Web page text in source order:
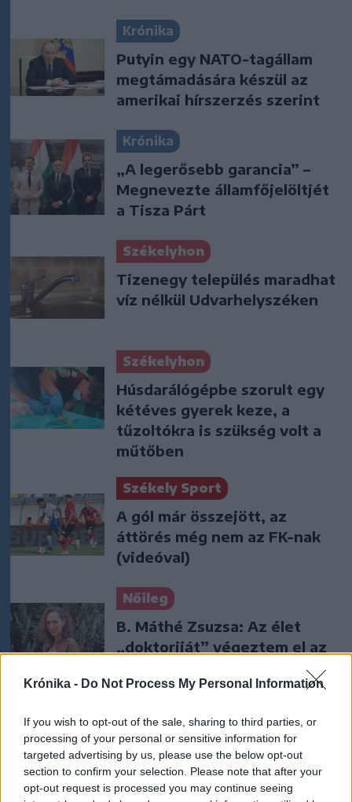
Krónika - Do Not Process My Personal Information
If you wish to opt-out of the sale, sharing to third parties, or
processing of your personal or sensitive information for
targeted advertising by us, please use the below opt-out
section to confirm your selection. Please note that after your
opt-out request is processed you may continue seeing
Krónika
Putyin egy NATO-tagállam
megtámadására készül az
amerikai hírszerzés szerint
Krónika
„A legerősebb garancia” –
Megnevezte államfőjelöltjét
a Tisza Párt
Székelyhon
Tizenegy település maradhat
víz nélkül Udvarhelyszéken
Székelyhon
Húsdarálógépbe szorult egy
kétéves gyerek keze, a
tűzoltókra is szükség volt a
műtőben
Székely Sport
A gól már összejött, az
áttörés még nem az FK-nak
(videóval)
Nőileg
B. Máthé Zsuzsa: Az élet
„doktoriját” végeztem el az